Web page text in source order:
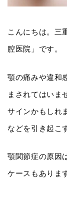
こんにちは。三
腔医院」です。
顎の痛みや違和
まされてはいま
サインかもしれ
などを引き起こ
顎関節症の原因
ケースもありま